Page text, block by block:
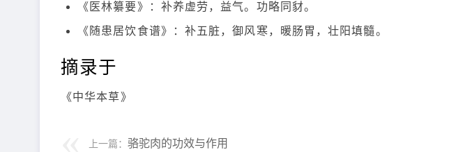
《医林纂要》：补养虚劳，益气。功略同豺。
《随患居饮食谱》：补五脏，御风寒，暖肠胃，壮阳填髓。
摘录于
《中华本草》
上一篇： 骆驼肉的功效与作用